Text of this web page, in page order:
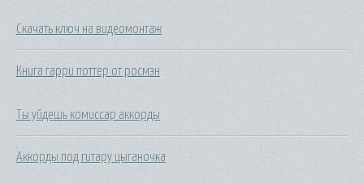
Скачать ключ на видеомонтаж
Книга гарри поттер от росмэн
Ты уйдешь комиссар аккорды
Аккорды под гитару цыганочка